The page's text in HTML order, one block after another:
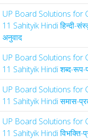
UP Board Solutions for
11 Sahityik Hindi हिन्दी-
अनुवाद
UP Board Solutions for
11 Sahityik Hindi शब्द-
UP Board Solutions for
11 Sahityik Hindi समास-
UP Board Solutions for
11 Sahityik Hindi विभक्ति-